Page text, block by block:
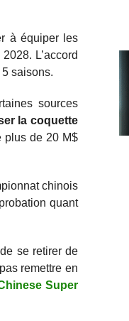
à équiper les
L’accord
saisons.
sources
la coquette
plus de 20 M$
chinois
quant
se retirer de
remettre en
Super